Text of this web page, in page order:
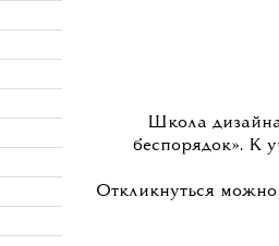
Школа
беспорядок». К
Откликнуться можно